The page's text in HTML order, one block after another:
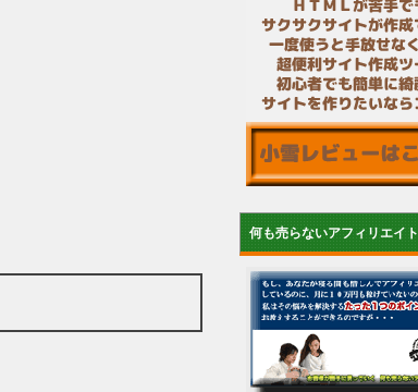
何も売らないアフィリエイト